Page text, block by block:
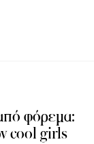
φόρεμα:
cool girls